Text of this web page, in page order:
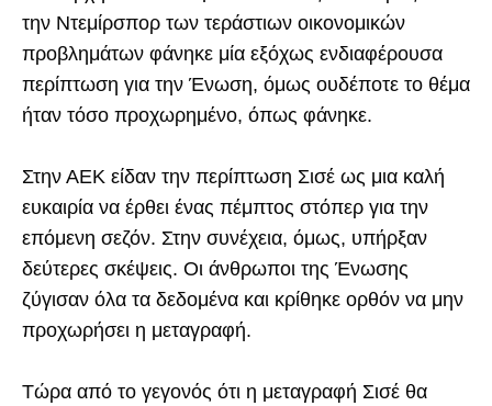
την Ντεμίρσπορ των τεράστιων οικονομικών
προβλημάτων φάνηκε μία εξόχως ενδιαφέρουσα
περίπτωση για την Ένωση, όμως ουδέποτε το θέμα
ήταν τόσο προχωρημένο, όπως φάνηκε.
Στην ΑΕΚ είδαν την περίπτωση Σισέ ως μια καλή
ευκαιρία να έρθει ένας πέμπτος στόπερ για την
επόμενη σεζόν. Στην συνέχεια, όμως, υπήρξαν
δεύτερες σκέψεις. Οι άνθρωποι της Ένωσης
ζύγισαν όλα τα δεδομένα και κρίθηκε ορθόν να μην
προχωρήσει η μεταγραφή.
Τώρα από το γεγονός ότι η μεταγραφή Σισέ θα